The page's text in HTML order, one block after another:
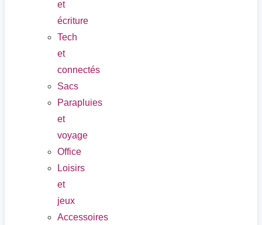
et
écriture
Tech
et
connectés
Sacs
Parapluies
et
voyage
Office
Loisirs
et
jeux
Accessoires